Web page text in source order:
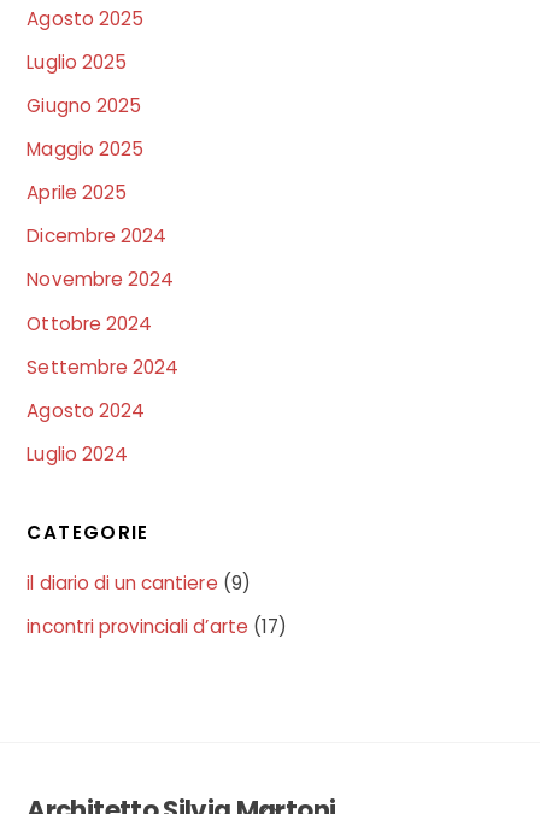
Agosto 2025
Luglio 2025
Giugno 2025
Maggio 2025
Aprile 2025
Dicembre 2024
Novembre 2024
Ottobre 2024
Settembre 2024
Agosto 2024
Luglio 2024
CATEGORIE
il diario di un cantiere (9)
incontri provinciali d’arte (17)
Back